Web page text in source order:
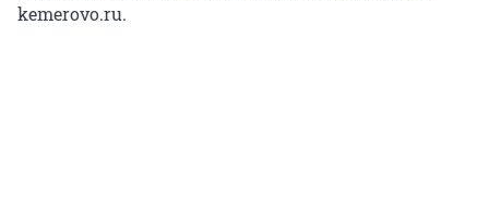
kemerovo.ru.